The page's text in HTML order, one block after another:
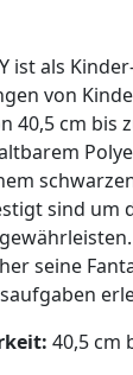
ist als
von
40,5 cm bis
sind um
seine
40,5 cm